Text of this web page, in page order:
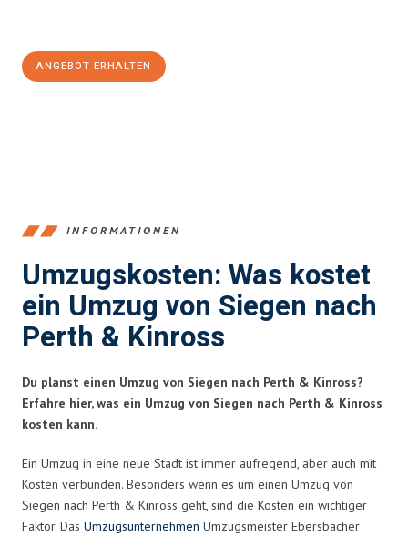
ANGEBOT ERHALTEN
INFORMATIONEN
Umzugskosten: Was kostet
ein Umzug von Siegen nach
Perth & Kinross
Du planst einen Umzug von Siegen nach Perth & Kinross?
Erfahre hier, was ein Umzug von Siegen nach Perth & Kinross
kosten kann.
Ein Umzug in eine neue Stadt ist immer aufregend, aber auch mit
Kosten verbunden. Besonders wenn es um einen Umzug von
Siegen nach Perth & Kinross geht, sind die Kosten ein wichtiger
Faktor. Das Umzugsunternehmen Umzugsmeister Ebersbacher